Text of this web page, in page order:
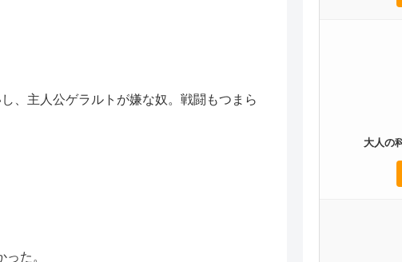
、主人公ゲラルトが嫌な奴。戦闘もつまら
た。
大人の